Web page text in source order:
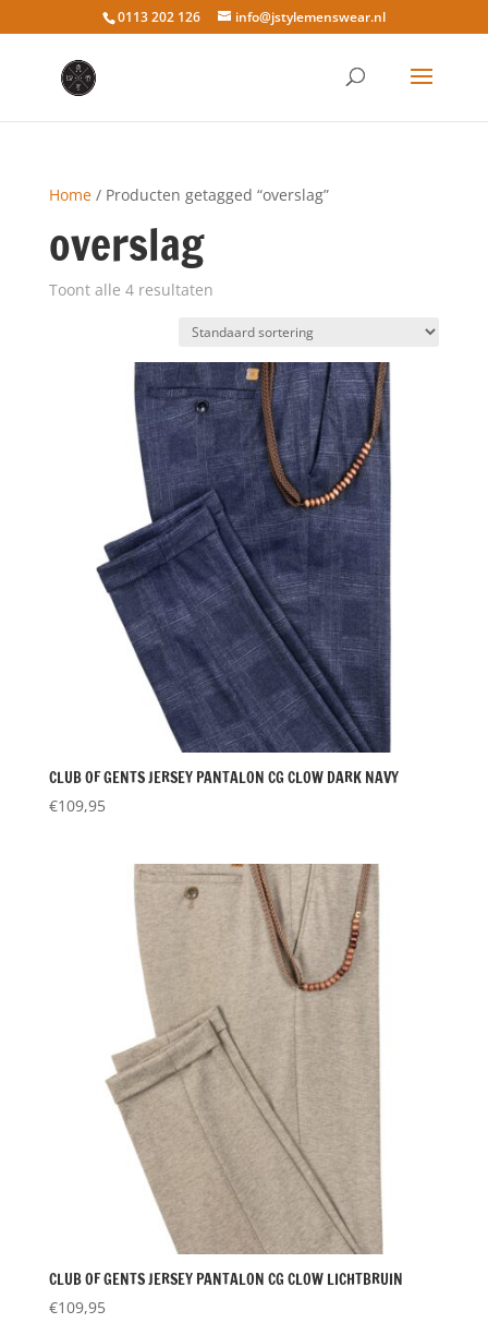
0113 202 126 info@jstylemenswear.nl
Home/ Producten getagged “overslag”
overslag
Toont alle 4 resultaten
CLUB OF GENTS JERSEY PANTALON CG CLOW DARK NAVY
€109,95
CLUB OF GENTS JERSEY PANTALON CG CLOW LICHTBRUIN
€109,95